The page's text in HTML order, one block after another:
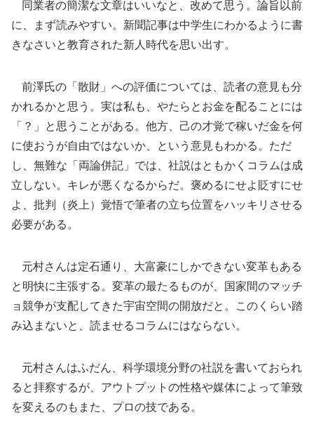
同業者の簡潔な文章はいいなと、改めて思う。論旨以前
に、まず読みやすい。新聞記事は中学生にわかるように書
きなさいと教育された新人時代を思い出す。
前澤氏の「散財」への評価については、読者の意見も分
かれるかと思う。実は私も、やたらとお金を配ることには
「？」と思うことがある。他方、己の才覚で稼いだ金を何
に使おうが自由ではないか、という意見もわかる。ただ
し、無難な「両論併記」では、社説はともかくコラムは成
立しない。キレが悪くなるからだ。褒めるにせよ貶すにせ
よ、批判（炎上）覚悟で筆者の立ち位置をハッキリさせる
必要がある。
元村さんは定石通り、大富豪にしかできない変革もある
と明快に主張する。変革の最たるものが、国家間のマッチ
ョ競争が支配してきた宇宙空間の開放だと。このくらい踏
み込まないと、読ませるコラムにはならない。
元村さんはふだん、科学環境分野の社説を書いておられ
ると拝察するが、アウトプットの性格や媒体によって筆致
を変えるのもまた、プロの技である。